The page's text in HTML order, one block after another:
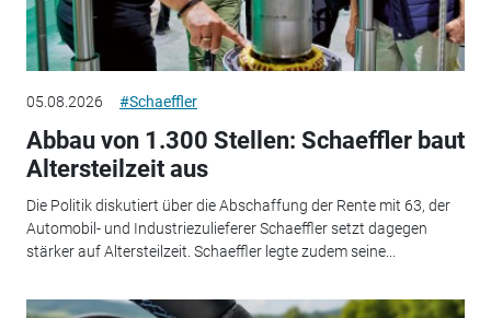
05.08.2026 #Schaeffler
Abbau von 1.300 Stellen: Schaeffler baut
Altersteilzeit aus
Die Politik diskutiert über die Abschaffung der Rente mit 63, der
Automobil- und Industriezulieferer Schaeffler setzt dagegen
stärker auf Altersteilzeit. Schaeffler legte zudem seine...